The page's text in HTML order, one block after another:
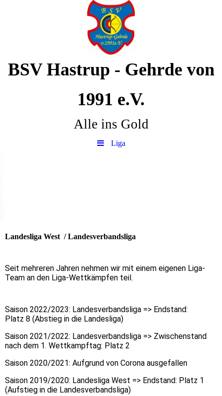
BSV Hastrup - Gehrde von
1991 e.V.
Alle ins Gold
Liga
Landesliga West / Landesverbandsliga
Seit mehreren Jahren nehmen wir mit einem eigenen Liga-
Team an den Liga-Wettkämpfen teil.
Saison 2022/2023: Landesverbandsliga => Endstand:
Platz 8 (Abstieg in die Landesliga)
Saison 2021/2022: Landesverbandsliga => Zwischenstand
nach dem 1. Wettkampftag: Platz 2
Saison 2020/2021: Aufgrund von Corona ausgefallen
Saison 2019/2020: Landesliga West => Endstand: Platz 1
(Aufstieg in die Landesverbandsliga)